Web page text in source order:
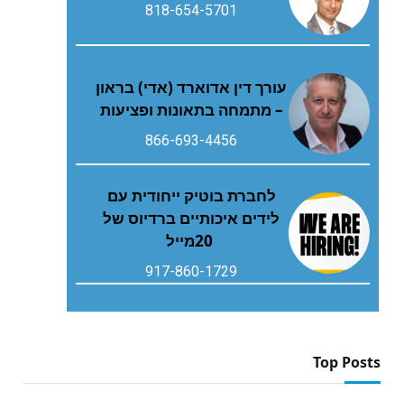
818-654-5701
עורך דין אדוארד (אדי) בראון
– מתמחה בתאונות ופציעות
866-693-4456
‬20‭ ‬מייל
917-860-1729
Top Posts